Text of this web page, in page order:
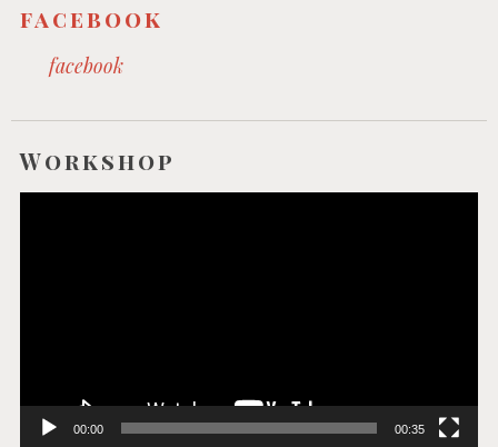
facebook
facebook
Workshop
00:00 00:35